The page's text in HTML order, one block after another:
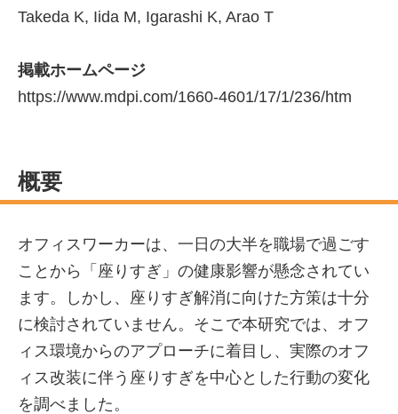
Takeda K, Iida M, Igarashi K, Arao T
掲載ホームページ
https://www.mdpi.com/1660-4601/17/1/236/htm
概要
オフィスワーカーは、一日の大半を職場で過ごす
ことから「座りすぎ」の健康影響が懸念されてい
ます。しかし、座りすぎ解消に向けた方策は十分
に検討されていません。そこで本研究では、オフ
ィス環境からのアプローチに着目し、実際のオフ
ィス改装に伴う座りすぎを中心とした行動の変化
を調べました。